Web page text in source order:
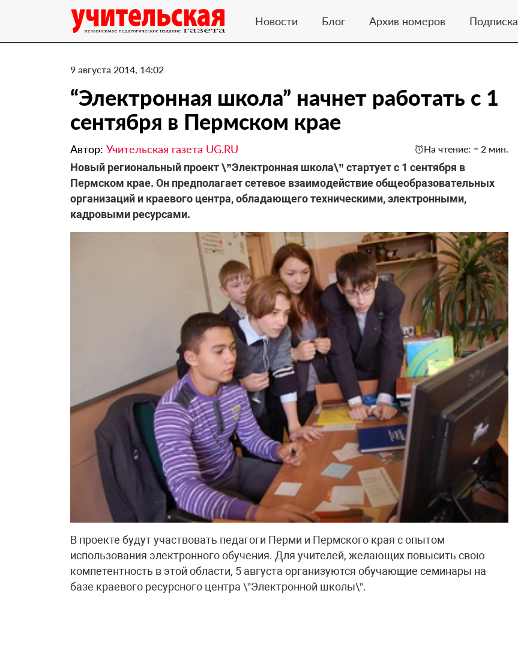
Новости Блог Архив номеров Подписка
9 августа 2014, 14:02
“Электронная школа” начнет работать с 1
сентября в Пермском крае
Автор: Учительская газета UG.RU На чтение: ≈ 2 мин.
Новый региональный проект \”Электронная школа\” стартует с 1 сентября в
Пермском крае. Он предполагает сетевое взаимодействие общеобразовательных
организаций и краевого центра, обладающего техническими, электронными,
кадровыми ресурсами.
В проекте будут участвовать педагоги Перми и Пермского края с опытом
использования электронного обучения. Для учителей, желающих повысить свою
компетентность в этой области, 5 августа организуются обучающие семинары на
базе краевого ресурсного центра \”Электронной школы\”.